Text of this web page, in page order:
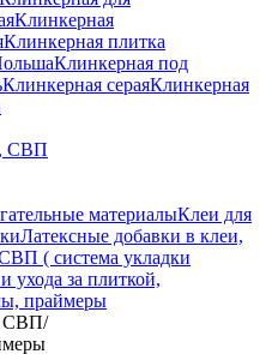
Клинкерная
Клинкерная плитка
Клинкерная под
Клинкерная сераяКлинкерная
СВП
материалыКлеи для
Латексные добавки в клеи,
( система укладки
ухода за плиткой,
праймеры
СВП/